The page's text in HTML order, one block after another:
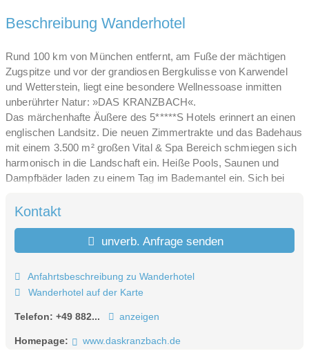
Beschreibung Wanderhotel
Rund 100 km von München entfernt, am Fuße der mächtigen
Zugspitze und vor der grandiosen Bergkulisse von Karwendel
und Wetterstein, liegt eine besondere Wellnessoase inmitten
unberührter Natur: »DAS KRANZBACH«.
Das märchenhafte Äußere des 5*****S Hotels erinnert an einen
englischen Landsitz. Die neuen Zimmertrakte und das Badehaus
mit einem 3.500 m² großen Vital & Spa Bereich schmiegen sich
harmonisch in die Landschaft ein. Heiße Pools, Saunen und
Dampfbäder laden zu einem Tag im Bademantel ein. Sich bei
Dazu eine feine, frische Küche mit regionalen Qualitätsprodukten
Kontakt
unverb. Anfrage senden
Anfahrtsbeschreibung zu Wanderhotel
Wanderhotel auf der Karte
Telefon: +49 882... anzeigen
Homepage: www.daskranzbach.de